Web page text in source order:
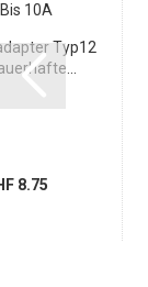
Typ12
8.75